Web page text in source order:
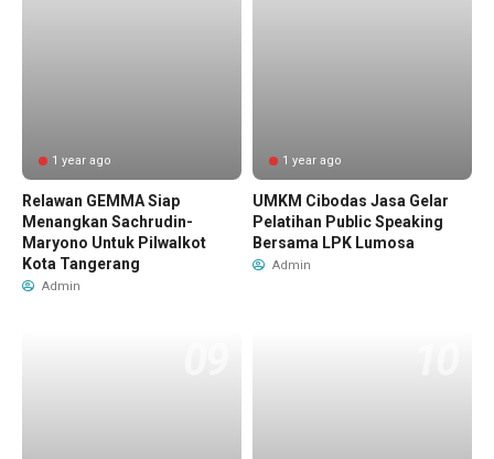
1 year ago
Relawan GEMMA Siap
Menangkan Sachrudin-
Maryono Untuk Pilwalkot
Kota Tangerang
Admin
1 year ago
UMKM Cibodas Jasa Gelar
Pelatihan Public Speaking
Bersama LPK Lumosa
Admin